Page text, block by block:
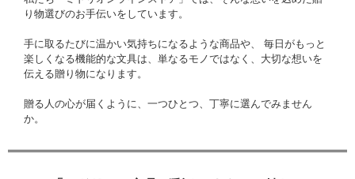
り物選びのお手伝いをしています。
手に取るたびに温かい気持ちになるような商品や、 毎日がもっと
楽しくなる機能的な文具は、 単なるモノではなく、大切な想いを
伝える贈り物になります。
贈る人の心が届くように、一つひとつ、丁寧に選んでみません
か。